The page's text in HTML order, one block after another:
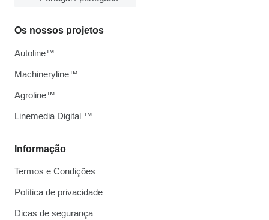
Informação
Termos e Condições
Política de privacidade
Dicas de segurança
Os nossos projetos
Autoline™
Machineryline™
Agroline™
Linemedia Digital ™